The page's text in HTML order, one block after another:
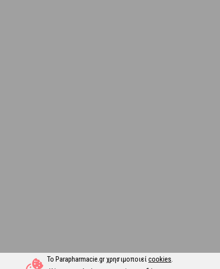
Το Parapharmacie.gr χρησιμοποιείcookies.